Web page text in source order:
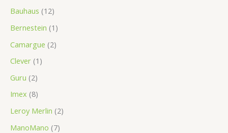
Bauhaus (12)
Bernestein (1)
Camargue (2)
Clever (1)
Guru (2)
Imex (8)
Leroy Merlin (2)
ManoMano (7)